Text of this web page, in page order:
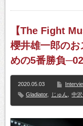
【The Fight
櫻井雄一郎の
めの5番勝負
2020.05.03
Gladiator, じゅん 中